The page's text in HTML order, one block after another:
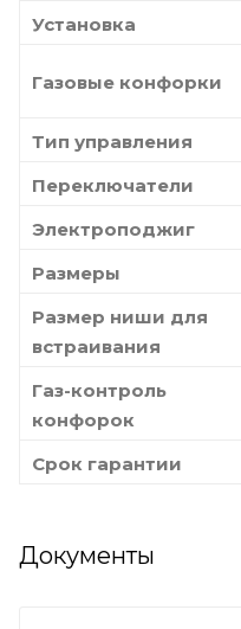
Установка
Газовые конфорки
Тип управления
Переключатели
Электроподжиг
Размеры
Размер ниши для
встраивания
Газ-контроль
конфорок
Срок гарантии
Документы